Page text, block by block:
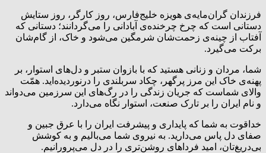
فرزندان گران‌مایه‌ی هویزه خلیج‌فارس، روز کارگر، روز ستایش
دستانی است که چرخ چرخنده‌ی آبادانی را می‌گردانند؛ دستانی که
آفتاب از چینه‌ی زحمت‌شان شرمگین می‌شود و خاک، از گام‌شان
برکت می‌گیرد.
شما، مردان و زنانی هستید که با بازوان ستبر و دل‌های استوار، بر
پهنه‌ی خاک این مرز پرگهر، چکاد سربلندی را درنوردیده‌اید. همّت
والای شماست که جریان زندگی را در رگ‌های این سرزمین می‌دواند
و نام ایران را بر تارک صنعت، استوار نگاه می‌دارد.
خداقوت به شما که پایداری و پیشرفت ایران را با عرق جبین و
صفای دل پاس می‌دارید. به نیروی شما می‌بالیم و به کوشش
بی‌دریغ‌تان، امید فرداهای روشن‌تری را در دل می‌پرورانیم.